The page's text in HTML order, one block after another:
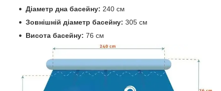
Діаметр дна басейну: 240 см
Зовнішній діаметр басейну: 305 см
Висота басейну: 76 см